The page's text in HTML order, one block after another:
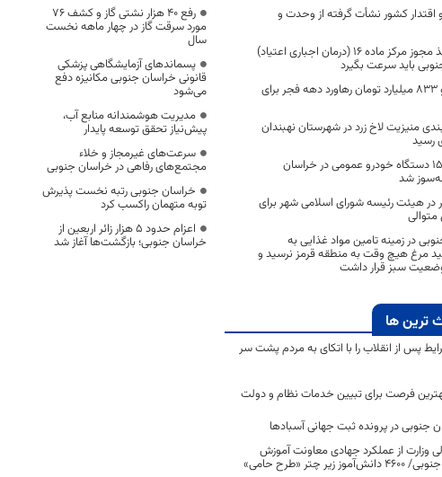
کشور نشأت گرفته از وحدت و
مراحل اخذ مجوز مرکز ماده ۱۶ (درمان اجباری اعتیاد)
باید سرعت بگیرد
سه هزار و ۸۳۳ میلیارد تومان رهاورد دهه فجر برای
منیزیت لاخ زرد در شهرستان نهبندان
رسید
۲ هزار و ۱۵۱ دستگاه خودرو عمومی در خراسان
شد
در هیئت رئیسه شورای اسلامی شهر برای
در زمینه تامین مواد غذایی به
مرغ هیچ وقت به منطقه قرمز نرسید و
سبز قرار داشت
ترین ها
پس از انقلاب را با اتکای به مردم پشت سر
فرصت برای تبیین خدمات نظام و دولت
جنوبی در پرونده ثبت جهانی آسبادها
وزارت از عملکرد جهادی معاونت آموزش
چتر «طرح حامی»
رفع 40 هزار نشتی گاز و کشف 76
مورد سرقت گاز در چهار ماهه نخست
سال
پسماندهای آزمایشگاهی پزشکی
قانونی خراسان جنوبی مکانیزه دفع
می‌شود
مدیریت هوشمندانه منابع آب،
پیش‌نیاز تحقق توسعه پایدار
سرعت‌های غیرمجاز و خلاء
مجتمع‌های رفاهی در خراسان جنوبی
خراسان جنوبی رتبه نخست پذیرش
توبه متهمان راکسب کرد
اعزام حدود 5 هزار زائر اربعین از
خراسان جنوبی؛ بازگشت‌ها آغاز شد